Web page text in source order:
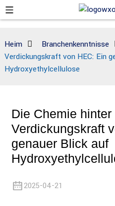
Heim Branchenkenntnisse
Verdickungskraft von HEC: Ein
Hydroxyethylcellulose
Die Chemie hinter
Verdickungskraft
genauer Blick auf
2025-04-21